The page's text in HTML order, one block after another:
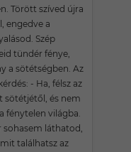
Törött szíved újra
engedve a
Szép
tündér fénye,
a sötétségben. Az
- Ha, félsz az
sötétjétől, és nem
fénytelen világba.
sohasem láthatod,
találhatsz az